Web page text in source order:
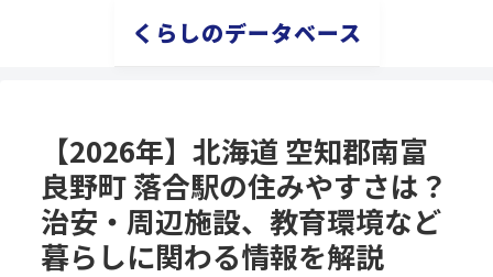
くらしのデータベース
【2026年】北海道 空知郡南富
良野町 落合駅の住みやすさは？
治安・周辺施設、教育環境など
暮らしに関わる情報を解説